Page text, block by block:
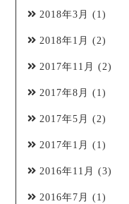
2018年3月 (1)
2018年1月 (2)
2017年11月 (2)
2017年8月 (1)
2017年5月 (2)
2017年1月 (1)
2016年11月 (3)
2016年7月 (1)